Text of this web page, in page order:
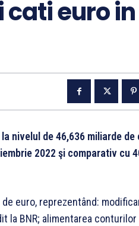
cati euro in
nivelul de 46,636 miliarde de
2022 şi comparativ cu
euro, reprezentând:
la BNR; alimentarea conturilor